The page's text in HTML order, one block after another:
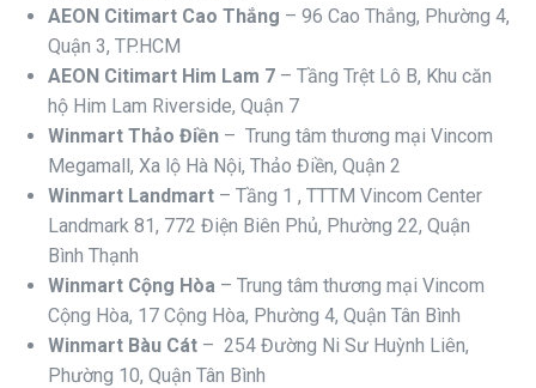
AEON Citimart Cao Thắng – 96 Cao Thắng, Phường 4,
Quận 3, TP.HCM
AEON Citimart Him Lam 7 – Tầng Trệt Lô B, Khu căn
hộ Him Lam Riverside, Quận 7
Winmart Thảo Điền – Trung tâm thương mại Vincom
Megamall, Xa lộ Hà Nội, Thảo Điền, Quận 2
Winmart Landmart – Tầng 1 , TTTM Vincom Center
Landmark 81, 772 Điện Biên Phủ, Phường 22, Quận
Bình Thạnh
Winmart Cộng Hòa – Trung tâm thương mại Vincom
Cộng Hòa, 17 Cộng Hòa, Phường 4, Quận Tân Bình
Winmart Bàu Cát – 254 Đường Ni Sư Huỳnh Liên,
Phường 10, Quận Tân Bình